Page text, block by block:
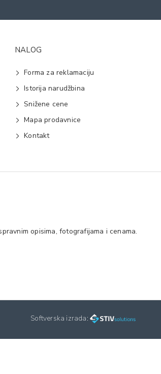
NALOG
Forma za reklamaciju
Istorija narudžbina
Snižene cene
Mapa prodavnice
Kontakt
opisima, fotografijama i cenama.
Softverska izrada: